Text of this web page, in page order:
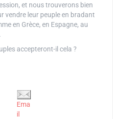
et nous trouverons bien
vendre leur peuple en bradant
en Grèce, en Espagne, au
accepteront-il cela ?
Ema
il